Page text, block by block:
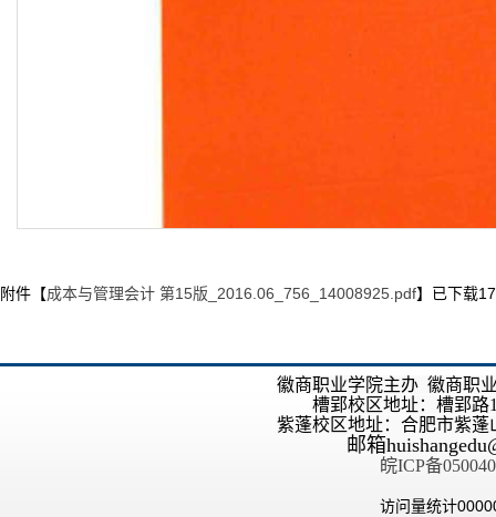
附件【成本与管理会计 第15版_2016.06_756_14008925.pdf】已下载
徽商职业学院主办 徽商职
槽郢校区地址：槽郢路
紫蓬校区地址：合肥市紫蓬
邮箱
皖ICP备
访问量统计